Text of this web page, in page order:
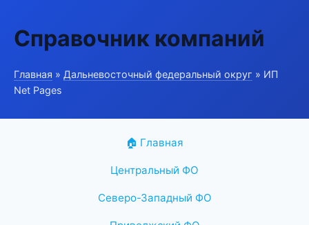
Справочник компаний
Главная » Дальневосточный федеральный округ » ИП
Net Pages
🏠 Главная
Центральный ФО
Северо-Западный ФО